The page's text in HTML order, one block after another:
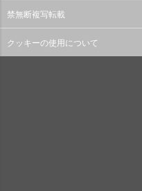
禁無断複写転載
クッキーの使用について